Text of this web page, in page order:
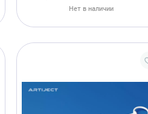
Нет в наличии